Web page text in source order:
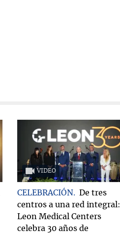
VIDEO
CELEBRACIÓN
De tres
centros a una red integral:
Leon Medical Centers
celebra 30 años de